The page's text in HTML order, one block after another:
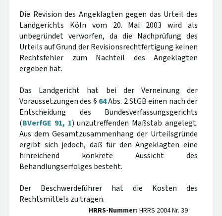
Die Revision des Angeklagten gegen das Urteil des
Landgerichts Köln vom 20. Mai 2003 wird als
unbegründet verworfen, da die Nachprüfung des
Urteils auf Grund der Revisionsrechtfertigung keinen
Rechtsfehler zum Nachteil des Angeklagten
ergeben hat.
Das Landgericht hat bei der Verneinung der
Voraussetzungen des § 64Abs. 2 StGB einen nach der
Entscheidung des Bundesverfassungsgerichts
(BVerfGE 91, 1) unzutreffenden Maßstab angelegt.
Aus dem Gesamtzusammenhang der Urteilsgründe
ergibt sich jedoch, daß für den Angeklagten eine
hinreichend konkrete Aussicht des
Behandlungserfolges besteht.
Der Beschwerdeführer hat die Kosten des
Rechtsmittels zu tragen.
HRRS-Nummer: HRRS 2004 Nr. 39